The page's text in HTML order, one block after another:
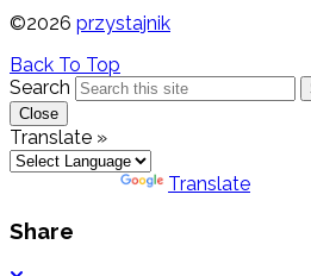
©2026 przystajnik
Back To Top
Search
Close
Translate »
Translate
Share